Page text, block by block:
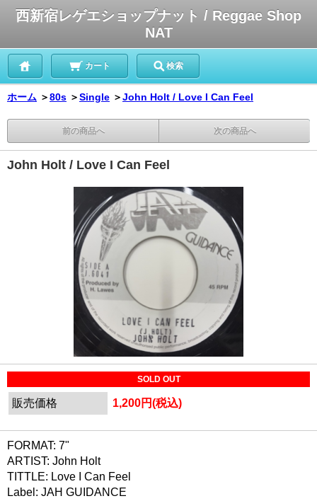
西新宿レゲエショップナット / Reggae Shop
NAT
カート 検索
ホーム ＞80s ＞Single ＞John Holt / Love I Can Feel
前の商品へ 次の商品へ
John Holt / Love I Can Feel
SOLD OUT
販売価格 1,200円(税込)
FORMAT: 7"
ARTIST: John Holt
TITTLE: Love I Can Feel
Label: JAH GUIDANCE